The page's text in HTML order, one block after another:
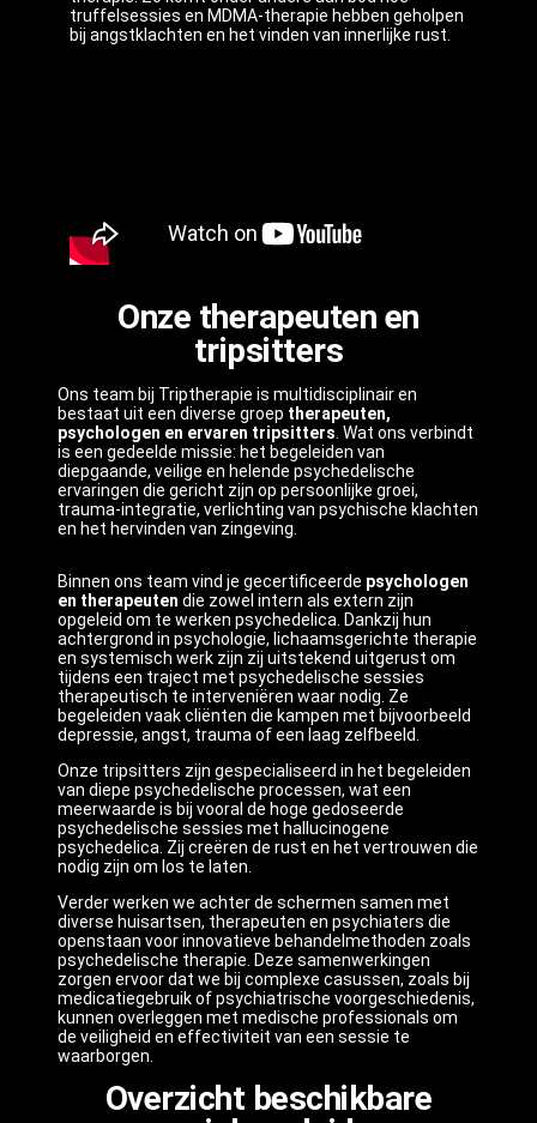
truffelsessies en MDMA-therapie hebben geholpen
bij angstklachten en het vinden van innerlijke rust.
Onze therapeuten en
tripsitters
Ons team bij Triptherapie is multidisciplinair en
bestaat uit een diverse groep therapeuten,
psychologen en ervaren tripsitters . Wat ons verbindt
is een gedeelde missie: het begeleiden van
diepgaande, veilige en helende psychedelische
ervaringen die gericht zijn op persoonlijke groei,
trauma-integratie, verlichting van psychische klachten
en het hervinden van zingeving.
Binnen ons team vind je gecertificeerde psychologen
en therapeuten die zowel intern als extern zijn
opgeleid om te werken psychedelica. Dankzij hun
achtergrond in psychologie, lichaamsgerichte therapie
en systemisch werk zijn zij uitstekend uitgerust om
tijdens een traject met psychedelische sessies
therapeutisch te interveniëren waar nodig. Ze
begeleiden vaak cliënten die kampen met bijvoorbeeld
depressie, angst, trauma of een laag zelfbeeld.
Onze tripsitters zijn gespecialiseerd in het begeleiden
van diepe psychedelische processen, wat een
meerwaarde is bij vooral de hoge gedoseerde
psychedelische sessies met hallucinogene
psychedelica. Zij creëren de rust en het vertrouwen die
nodig zijn om los te laten.
Verder werken we achter de schermen samen met
diverse huisartsen, therapeuten en psychiaters die
openstaan voor innovatieve behandelmethoden zoals
psychedelische therapie. Deze samenwerkingen
zorgen ervoor dat we bij complexe casussen, zoals bij
medicatiegebruik of psychiatrische voorgeschiedenis,
kunnen overleggen met medische professionals om
de veiligheid en effectiviteit van een sessie te
waarborgen.
Overzicht beschikbare